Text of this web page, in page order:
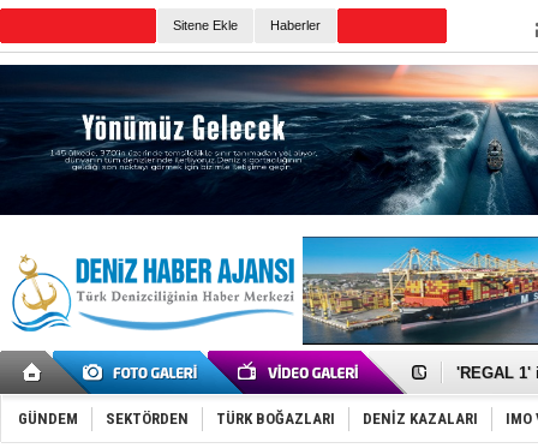
Sitene Ekle Haberler
Makine
'REGAL 1'
Gemide 5
Yakıt
Rus
GÜNDEM SEKTÖRDEN TÜRK BOĞAZLARI DENİZ KAZALARI IMO